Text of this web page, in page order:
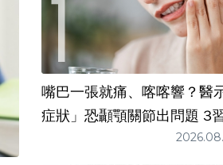
嘴巴一張就痛、喀喀響？醫
症狀」恐